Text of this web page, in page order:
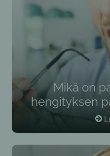
Mikä on
hengityksen